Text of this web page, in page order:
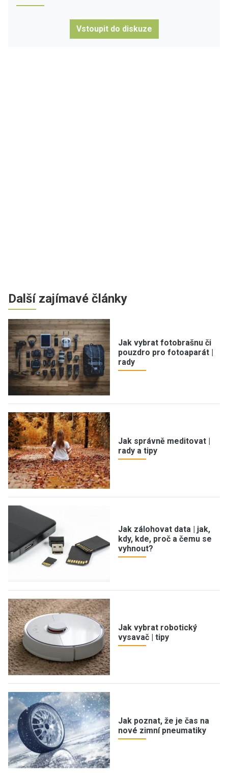
Vstoupit do diskuze
Další zajímavé články
Jak vybrat fotobrašnu či
pouzdro pro fotoaparát |
rady
Jak správně meditovat |
rady a tipy
Jak zálohovat data | jak,
kdy, kde, proč a čemu se
vyhnout?
Jak vybrat robotický
vysavač | tipy
Jak poznat, že je čas na
nové zimní pneumatiky